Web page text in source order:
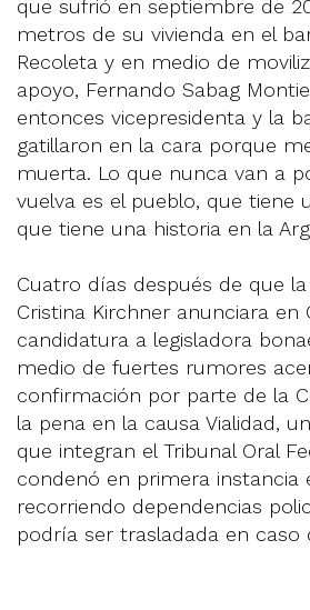
que sufrió en septiembre de
metros de su vivienda en el
Recoleta y en medio de
apoyo, Fernando Sabag
entonces vicepresidenta y la
gatillaron en la cara porque
muerta. Lo que nunca van a
vuelva es el pueblo, que tiene
que tiene una historia en la
Cuatro días después de que
Cristina Kirchner anunciara en
candidatura a legisladora
medio de fuertes rumores
confirmación por parte de la
la pena en la causa Vialidad,
que integran el Tribunal Oral
condenó en primera instancia
recorriendo dependencias
podría ser trasladada en caso